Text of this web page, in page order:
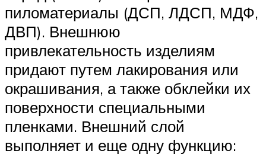
пиломатериалы (ДСП, ЛДСП, МДФ,
ДВП). Внешнюю
привлекательность изделиям
придают путем лакирования или
окрашивания, а также обклейки их
поверхности специальными
пленками. Внешний слой
выполняет и еще одну функцию: